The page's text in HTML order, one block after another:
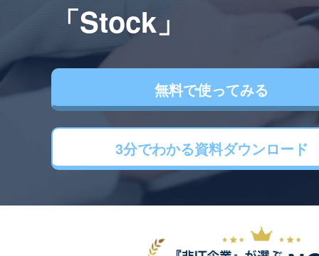
「Stock」
無料で使ってみる
3分でわかる資料ダウンロード